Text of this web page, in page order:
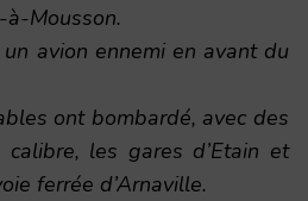
à-Mousson.
avion ennemi en avant du
ont bombardé, avec des
les gares d’Etain et
ferrée d’Arnaville.